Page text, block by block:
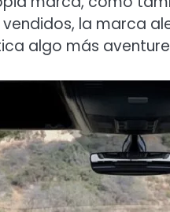
vendidos, la marca
algo más